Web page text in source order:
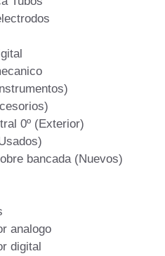
0º (Exterior)
bancada (Nuevos)
analogo
digital